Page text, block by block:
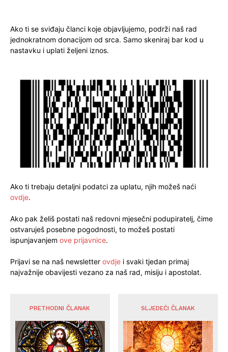
Ako ti se sviđaju članci koje objavljujemo, podrži naš rad
jednokratnom donacijom od srca. Samo skeniraj bar kod u
nastavku i uplati željeni iznos.
Ako ti trebaju detaljni podatci za uplatu, njih možeš naći
ovdje.
Ako pak želiš postati naš redovni mjesečni podupiratelj, čime
ostvaruješ posebne pogodnosti, to možeš postati
ispunjavanjem ove prijavnice.
Prijavi se na naš newsletter ovdje i svaki tjedan primaj
najvažnije obavijesti vezano za naš rad, misiju i apostolat.
PRETHODNI ČLANAK SLJEDEĆI ČLANAK